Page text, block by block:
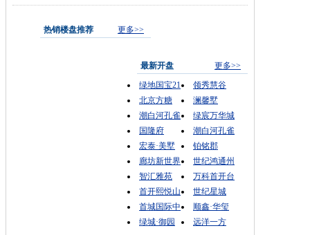
热销楼盘推荐 更多>>
最新开盘
更多>>
绿地国宝21
领秀慧谷
北京方糖
澜馨墅
潮白河孔雀
绿宸万华城
国隆府
潮白河孔雀
宏泰·美墅
铂铭郡
廊坊新世界
世纪鸿通州
智汇雅苑
万科首开台
首开熙悦山
世纪星城
首城国际中
顺鑫·华玺
绿城·御园
远洋一方